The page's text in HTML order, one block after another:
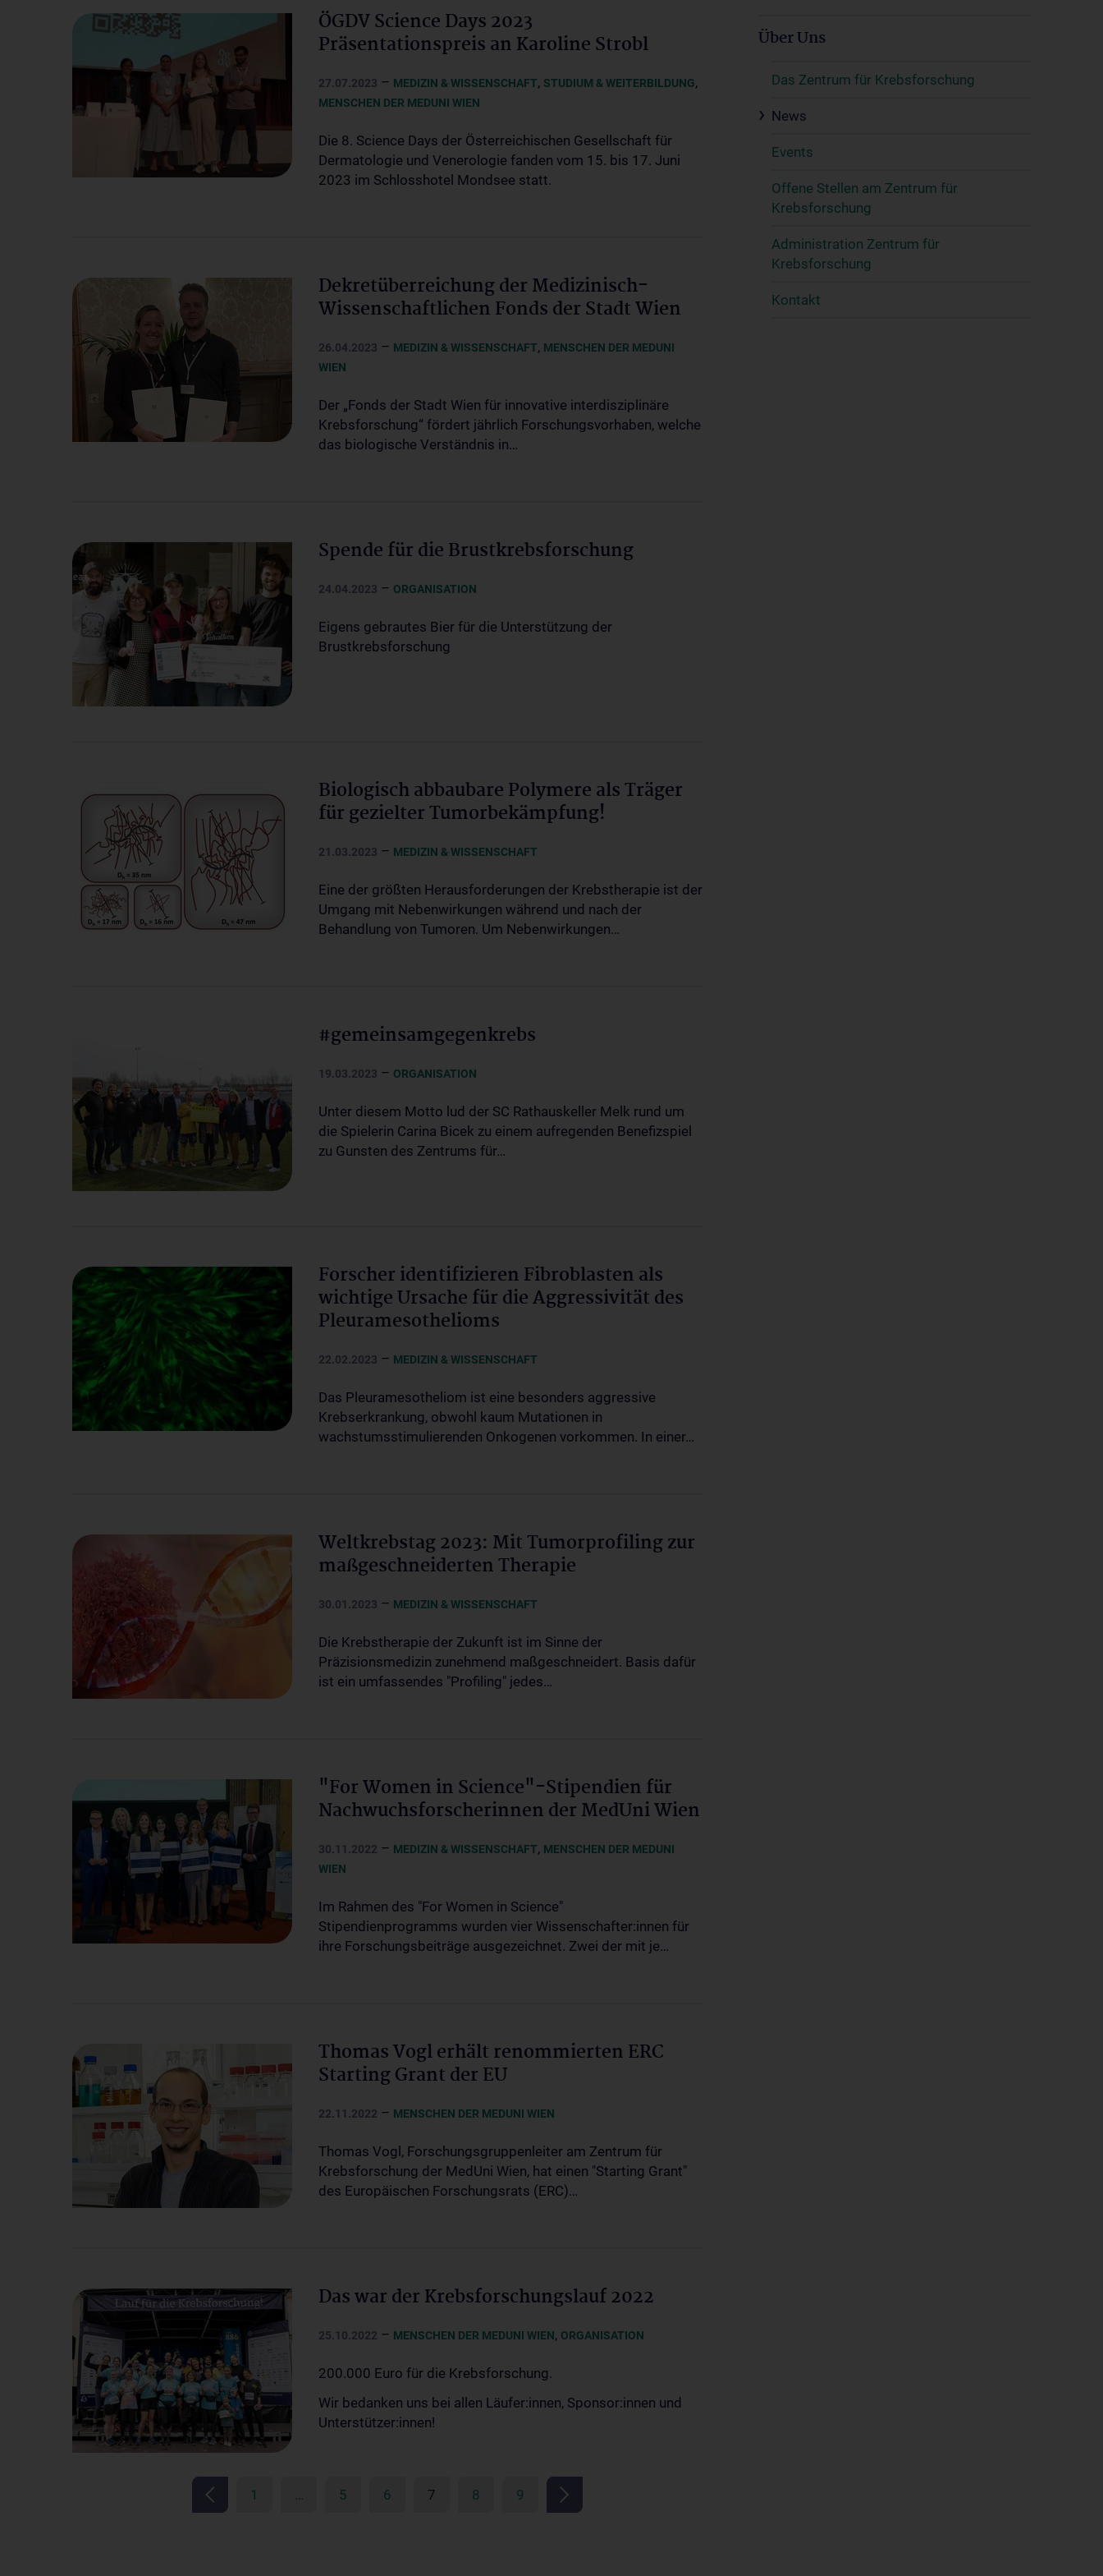
ÖGDV Science Days 2023
Präsentationspreis an Karoline Strobl
27.07.2023 – MEDIZIN & WISSENSCHAFT, STUDIUM & WEITERBILDUNG,
MENSCHEN DER MEDUNI WIEN
Die 8. Science Days der Österreichischen Gesellschaft für
Dermatologie und Venerologie fanden vom 15. bis 17. Juni
2023 im Schlosshotel Mondsee statt.
Dekretüberreichung der Medizinisch-
Wissenschaftlichen Fonds der Stadt Wien
26.04.2023 – MEDIZIN & WISSENSCHAFT, MENSCHEN DER MEDUNI
WIEN
Der „Fonds der Stadt Wien für innovative interdisziplinäre
Krebsforschung“ fördert jährlich Forschungsvorhaben, welche
das biologische Verständnis in…
Spende für die Brustkrebsforschung
24.04.2023 – ORGANISATION
Eigens gebrautes Bier für die Unterstützung der
Brustkrebsforschung
Biologisch abbaubare Polymere als Träger
für gezielter Tumorbekämpfung!
21.03.2023 – MEDIZIN & WISSENSCHAFT
Eine der größten Herausforderungen der Krebstherapie ist der
Umgang mit Nebenwirkungen während und nach der
Behandlung von Tumoren. Um Nebenwirkungen…
#gemeinsamgegenkrebs
19.03.2023 – ORGANISATION
Unter diesem Motto lud der SC Rathauskeller Melk rund um
die Spielerin Carina Bicek zu einem aufregenden Benefizspiel
zu Gunsten des Zentrums für…
Forscher identifizieren Fibroblasten als
wichtige Ursache für die Aggressivität des
Pleuramesothelioms
22.02.2023 – MEDIZIN & WISSENSCHAFT
Das Pleuramesotheliom ist eine besonders aggressive
Krebserkrankung, obwohl kaum Mutationen in
wachstumsstimulierenden Onkogenen vorkommen. In einer…
Weltkrebstag 2023: Mit Tumorprofiling zur
maßgeschneiderten Therapie
30.01.2023 – MEDIZIN & WISSENSCHAFT
Die Krebstherapie der Zukunft ist im Sinne der
Präzisionsmedizin zunehmend maßgeschneidert. Basis dafür
ist ein umfassendes "Profiling" jedes…
"For Women in Science"-Stipendien für
Nachwuchsforscherinnen der MedUni Wien
30.11.2022 – MEDIZIN & WISSENSCHAFT, MENSCHEN DER MEDUNI
WIEN
Im Rahmen des "For Women in Science"
Stipendienprogramms wurden vier Wissenschafter:innen für
ihre Forschungsbeiträge ausgezeichnet. Zwei der mit je…
Thomas Vogl erhält renommierten ERC
Starting Grant der EU
22.11.2022 – MENSCHEN DER MEDUNI WIEN
Thomas Vogl, Forschungsgruppenleiter am Zentrum für
Krebsforschung der MedUni Wien, hat einen "Starting Grant"
des Europäischen Forschungsrats (ERC)…
Das war der Krebsforschungslauf 2022
25.10.2022 – MENSCHEN DER MEDUNI WIEN, ORGANISATION
200.000 Euro für die Krebsforschung.
Wir bedanken uns bei allen Läufer:innen, Sponsor:innen und
Unterstützer:innen!
1 … 5 6 7 8 9
Über Uns
Das Zentrum für Krebsforschung
News
Events
Offene Stellen am Zentrum für
Krebsforschung
Administration Zentrum für
Krebsforschung
Kontakt